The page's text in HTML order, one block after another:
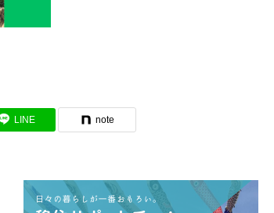
LINE note